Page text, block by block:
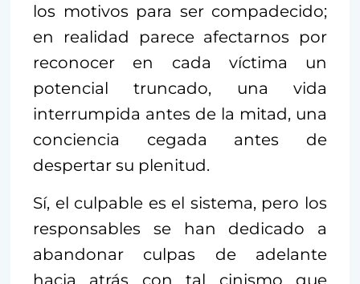
los motivos para ser compadecido;
en realidad parece afectarnos por
reconocer en cada víctima un
potencial truncado, una vida
interrumpida antes de la mitad, una
conciencia cegada antes de
despertar su plenitud.
Sí, el culpable es el sistema, pero los
responsables se han dedicado a
abandonar culpas de adelante
hacia atrás con tal cinismo que